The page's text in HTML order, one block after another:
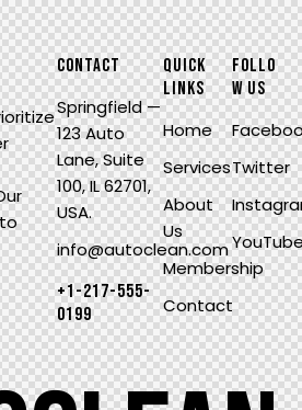
CONTACT
Springfield —
123 Auto
Lane, Suite
100, IL 62701,
USA.
info@autoclean.com
+1-217-555-
0199
QUICK
LINKS
Home
Services
About
Us
Membership
Contact
FOLLO
W US
Twitter